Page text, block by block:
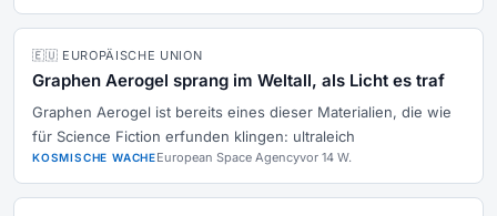
🇪🇺 EUROPÄISCHE UNION
Graphen Aerogel sprang im Weltall, als Licht es traf
Graphen Aerogel ist bereits eines dieser Materialien, die wie
für Science Fiction erfunden klingen: ultraleich
KOSMISCHE WACHEEuropean Space Agencyvor 14 W.